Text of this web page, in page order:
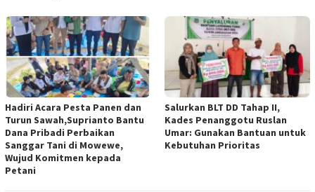
Hadiri Acara Pesta Panen dan
Turun Sawah,Suprianto Bantu
Dana Pribadi Perbaikan
Sanggar Tani di Mowewe,
Wujud Komitmen kepada
Petani
Salurkan BLT DD Tahap II,
Kades Penanggotu Ruslan
Umar: Gunakan Bantuan untuk
Kebutuhan Prioritas